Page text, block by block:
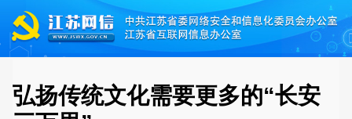
弘扬传统文化需要更多的“长安